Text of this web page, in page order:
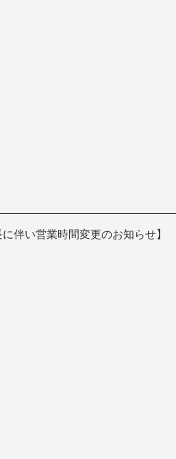
伴い営業時間変更のお知らせ】